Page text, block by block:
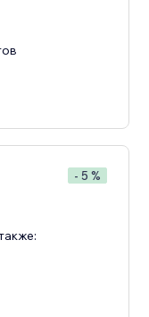
- 5 %